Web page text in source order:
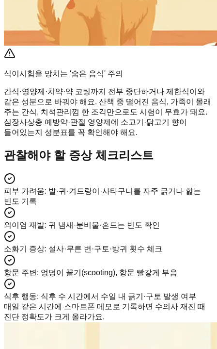
식이시험을 망치는 '숨은 음식' 주의
간식·영양제·치약·약 코팅까지 전부 중단하거나 제한식이와
같은 성분으로 바꿔야 해요. 산책 중 떨어진 음식, 가족이 몰래
주는 간식, 치석관리껌 한 조각만으로도 시험이 무효가 돼요.
심장사상충 예방약·관절 영양제에 소고기·닭고기 향이
들어있는지 성분표를 꼭 확인해야 해요.
관찰해야 할 증상 체크리스트
피부 가려움: 발·귀·겨드랑이·사타구니를 자주 긁거나 핥는
빈도 기록
외이염 재발: 귀 냄새·분비물·흔드는 빈도 확인
소화기 증상: 설사·무른 변·구토·방귀 횟수 체크
항문 주변 : 엉덩이 끌기(scooting), 항문 빨갛게 부음
식후 행동: 식후 수 시간에서 수일 내 긁기·구토 발생 여부
매일 같은 시간에 스마트폰 메모로 기록하면 수의사 재진 때
진단 정확도가 크게 올라가요.